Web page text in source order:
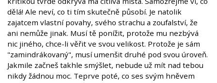
dělá! Ale neví, co ti tím skutečně působí. Je natolik
zajatcem vlastní povahy, svého strachu a zoufalství, že
ani nemůže jinak. Musí tě ponížit, protože mu nezbývá
nic jiného, chce-li věřit ve svou velikost. Protože je sám
"zamindrákovaný", musí umenšit druhé pod svou úroveň.
Jakmile začneš takhle smýšlet, nebude už mít nad tebou
nikdy žádnou moc. Teprve poté, co ses svým hněvem